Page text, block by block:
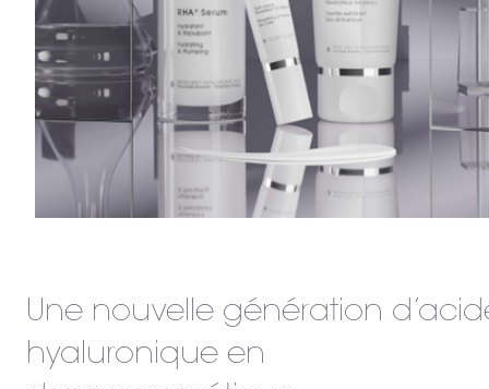
Une nouvelle génération
hyaluronique en